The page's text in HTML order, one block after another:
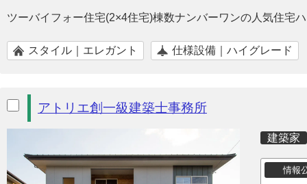
ツーバイフォー住宅(2×4住宅)棟数ナンバーワンの人気住宅
スタイル｜エレガント 仕様設備｜ハイグレード
アトリエ創一級建築士事務所
建築家
情報